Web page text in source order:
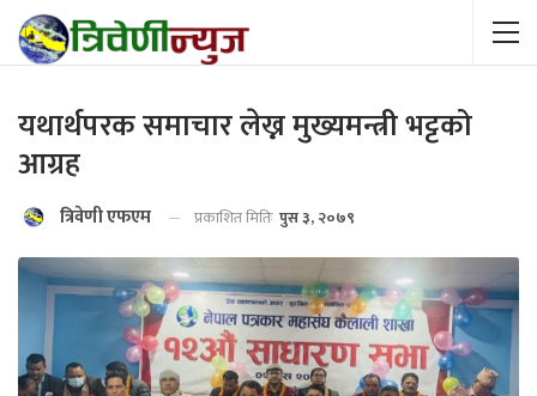
यथार्थपरक समाचार लेख्न मुख्यमन्त्री भट्टको
आग्रह
त्रिवेणी एफएम प्रकाशित मितिः पुस ३, २०७९